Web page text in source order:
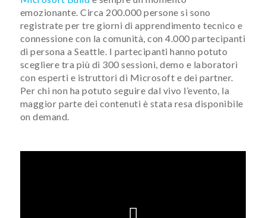
emozionante. Circa 200.000 persone si sono
registrate per tre giorni di apprendimento tecnico e
connessione con la comunità, con 4.000 partecipanti
di persona a Seattle. I partecipanti hanno potuto
scegliere tra più di 300 sessioni, demo e laboratori
con esperti e istruttori di Microsoft e dei partner.
Per chi non ha potuto seguire dal vivo l’evento, la
maggior parte dei contenuti è stata resa disponibile
on demand.